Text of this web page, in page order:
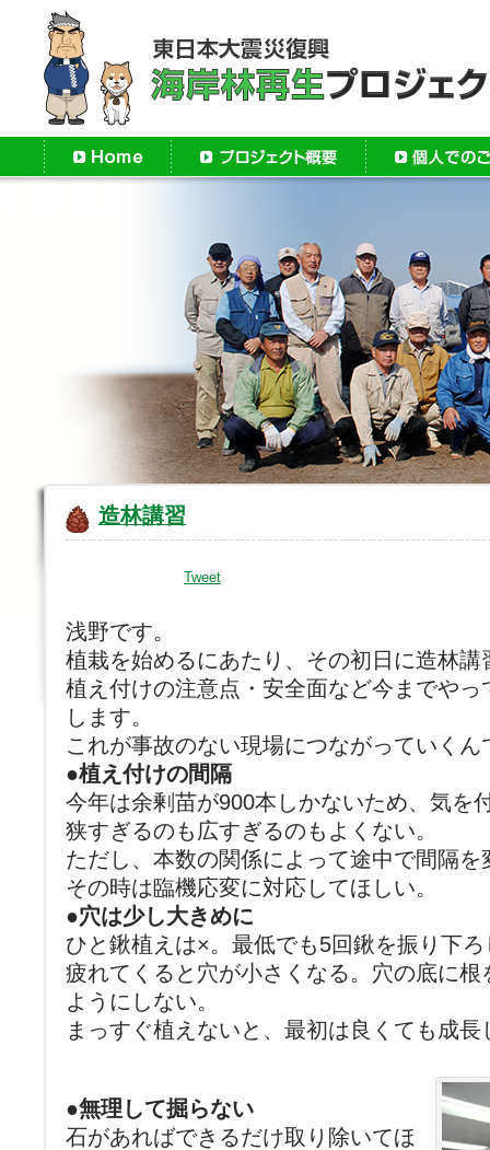
造林講習
Tweet
浅野です。
植栽を始めるにあたり、その初日に造林講
植え付けの注意点・安全面など今までや
します。
これが事故のない現場につながっていくん
●植え付けの間隔
今年は余剰苗が900本しかないため、気を
狭すぎるのも広すぎるのもよくない。
ただし、本数の関係によって途中で間隔
その時は臨機応変に対応してほしい。
●穴は少し大きめに
ひと鍬植えは×。最低でも5回鍬を振り下
疲れてくると穴が小さくなる。穴の底に
ようにしない。
まっすぐ植えないと、最初は良くても成
●無理して掘らない
石があればできるだけ取り除いてほ